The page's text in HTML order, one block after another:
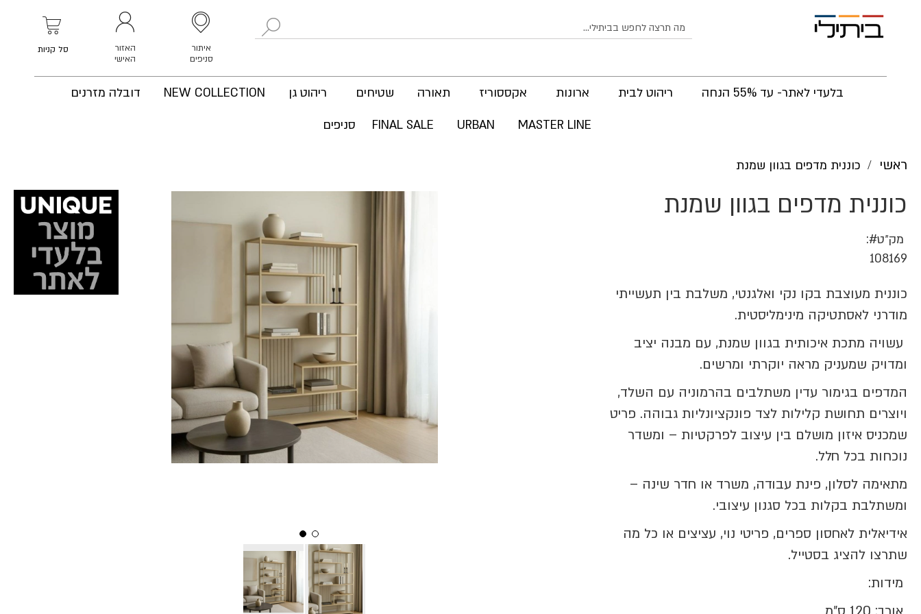
לחפש
האזור
האישי
איתור
סניפים
סל קניות
בלעדי לאתר- עד 55% הנחה ריהוט לבית ארונות אקססוריז תאורה שטיחים ריהוט גן NEW COLLECTION דובלה מזרנים
MASTER LINE
URBAN
FINAL SALE סניפים
ראשי כוננית מדפים בגוון שמנת
כוננית מדפים בגוון שמנת
מק״ט
108169
כוננית מעוצבת בקו נקי ואלגנטי, משלבת בין תעשייתי
מודרני לאסתטיקה מינימליסטית.
עשויה מתכת איכותית בגוון שמנת, עם מבנה יציב
ומדויק שמעניק מראה יוקרתי ומרשים.
המדפים בגימור עדין משתלבים בהרמוניה עם השלד,
ויוצרים תחושת קלילות לצד פונקציונליות גבוהה. פריט
שמכניס איזון מושלם בין עיצוב לפרקטיות – ומשדר
נוכחות בכל חלל.
מתאימה לסלון, פינת עבודה, משרד או חדר שינה –
ומשתלבת בקלות בכל סגנון עיצובי.
אידיאלית לאחסון ספרים, פריטי נוי, עציצים או כל מה
שתרצו להציג בסטייל.
מידות: